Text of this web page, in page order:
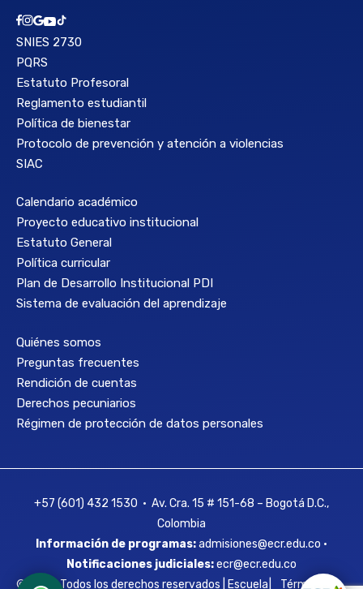
SNIES 2730
PQRS
Estatuto Profesoral
Reglamento estudiantil
Política de bienestar
Protocolo de prevención y atención a violencias
SIAC
Calendario académico
Proyecto educativo institucional
Estatuto General
Política curricular
Plan de Desarrollo Institucional PDI
Sistema de evaluación del aprendizaje
Quiénes somos
Preguntas frecuentes
Rendición de cuentas
Derechos pecuniarios
Régimen de protección de datos personales
+57 (601) 432 1530 • Av. Cra. 15 # 151-68 – Bogotá D.C.,
Colombia
Información de programas:admisiones@ecr.edu.co •
Notificaciones judiciales:ecr@ecr.edu.co
© 2026 Todos los derechos reservados | Escuela
Términos y